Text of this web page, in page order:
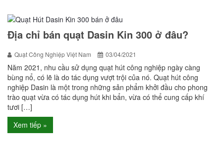
Địa chỉ bán quạt Dasin Kin 300 ở đâu?
Quạt Công Nghiệp Việt Nam 03/04/2021
Năm 2021, nhu cầu sử dụng quạt hút công nghiệp ngày càng
bùng nổ, có lẽ là do tác dụng vượt trội của nó. Quạt hút công
nghiệp Dasin là một trong những sản phẩm khởi đầu cho phong
trào quạt vừa có tác dụng hút khi bẩn, vừa có thể cung cấp khí
tươi […]
Xem tiếp »